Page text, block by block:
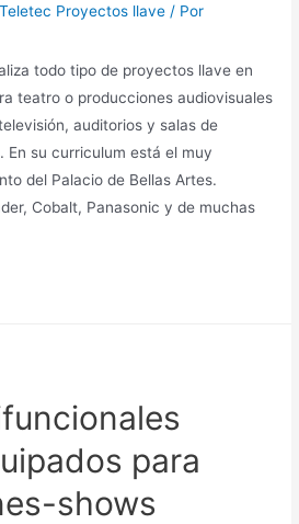
Teletec Proyectos llave / Por
todo tipo de proyectos llave en
teatro o producciones audiovisuales
auditorios y salas de
En su curriculum está el muy
del Palacio de Bellas Artes.
Cobalt, Panasonic y de muchas
para
shows